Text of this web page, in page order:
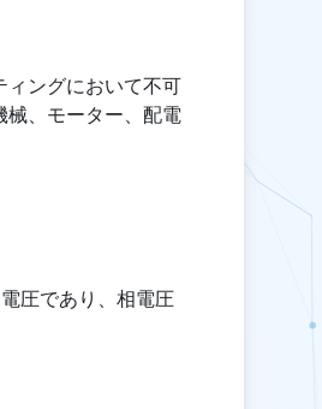
ィングにおいて不可
、モーター、配電
圧であり、相電圧